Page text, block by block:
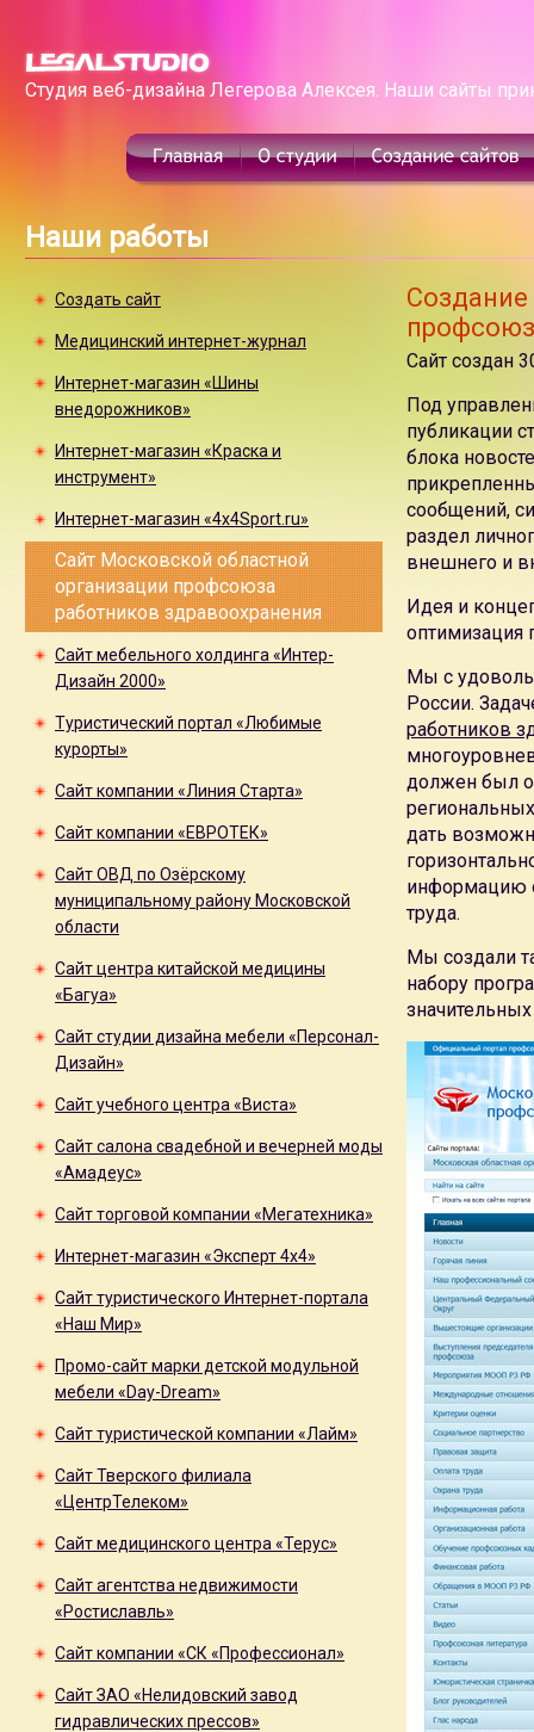
Студия веб-дизайна Легерова Алексея. Наши сайты
Наши работы
Создать сайт
Медицинский интернет-журнал
Интернет-магазин «Шины
внедорожников»
Интернет-магазин «Краска и
инструмент»
Интернет-магазин «4x4Sport.ru»
Сайт Московской областной
организации профсоюза
работников здравоохранения
Сайт мебельного холдинга «Интер-
Дизайн 2000»
Туристический портал «Любимые
курорты»
Сайт компании «Линия Старта»
Сайт компании «ЕВРОТЕК»
Сайт ОВД по Озёрскому
муниципальному району Московской
области
Сайт центра китайской медицины
«Багуа»
Сайт студии дизайна мебели «Персонал-
Дизайн»
Сайт учебного центра «Виста»
Сайт салона свадебной и вечерней моды
«Амадеус»
Сайт торговой компании «Мегатехника»
Интернет-магазин «Эксперт 4x4»
Сайт туристического Интернет-портала
«Наш Мир»
Промо-сайт марки детской модульной
мебели «Day-Dream»
Сайт туристической компании «Лайм»
Сайт Тверского филиала
«ЦентрТелеком»
Сайт медицинского центра «Терус»
Сайт агентства недвижимости
«Ростиславль»
Сайт компании «СК «Профессионал»
Сайт ЗАО «Нелидовский завод
гидравлических прессов»
Сайт создан
Под
публикации
блока
сообщений,
раздел
внешнего и
Идея и
оптимизация
Мы с
России.
работников
должен был
дать
информацию
труда.
Мы создали
набору